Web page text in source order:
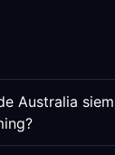
Australia